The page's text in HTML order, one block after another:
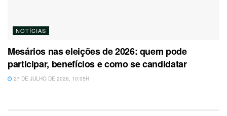
NOTÍCIAS
Mesários nas eleições de 2026: quem pode
participar, benefícios e como se candidatar
27 DE JULHO DE 2026, 10:05H